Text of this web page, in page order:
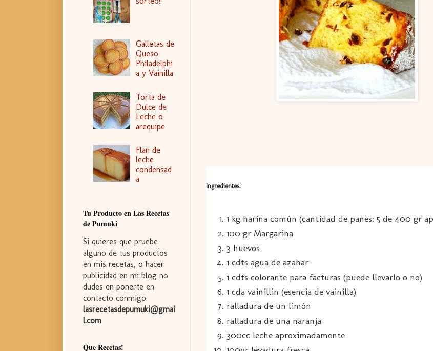
Ingredientes:
1 kg harina común (cantidad de panes: 5 de 400 gr
100 gr Margarina
3 huevos
1 cdts agua de azahar
1 cdts colorante para facturas (puede llevarlo o no)
1 cda vainillin (esencia de vainilla)
ralladura de un limón
ralladura de una naranja
300cc leche aproximadamente
Galletas de
Queso
Philadelphi
a y Vainilla
Torta de
Dulce de
Leche o
arequipe
Flan de
leche
condensad
a
Tu Producto en Las Recetas
de Pumuki
Si quieres que pruebe
alguno de tus productos
en mis recetas, o hacer
publicidad en mi blog no
dudes en ponerte en
contacto conmigo.
lasrecetasdepumuki@gmai
l.com
Que Recetas!